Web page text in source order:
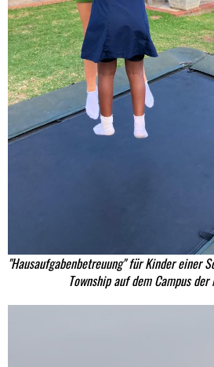
"Hausaufgabenbetreuung" für Kinder einer
Township auf dem Campus